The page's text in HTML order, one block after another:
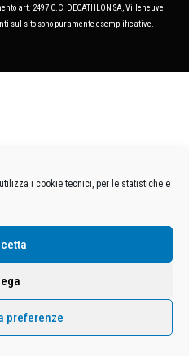
i cookie tecnici, per le statistiche e
preferenze
art. 2497 C.C. DECATHLON SA, Villeneuve
sul sito sono puramente esemplificative.